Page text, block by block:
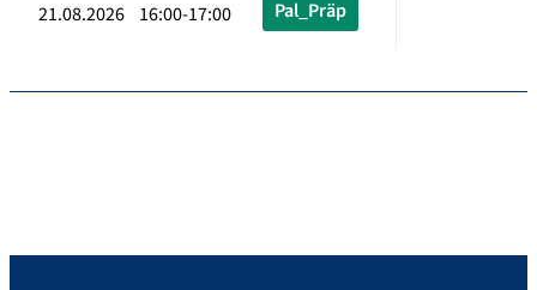
21.08.2026 16:00-17:00 Pal_Präp